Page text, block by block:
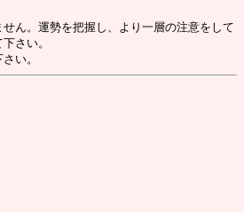
ん。運勢を把握し、より一層の注意をして
さい。
い。